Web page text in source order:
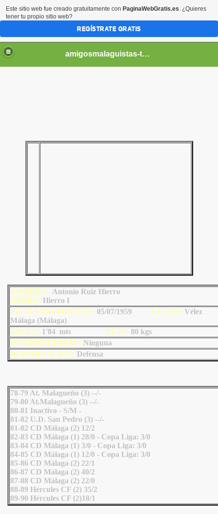
amigosmalaguistas-temporadas
NOMBRE: Antonio Ruiz Hierro
APODO: Hierro I
FECHA NACIMIENTO: 05/07/1959 LUGAR: Vélez
Málaga (Málaga)
TALLA: 1'84 mts PESO: 80 kgs
INTERNACIONAL: Ninguna
DEMARCACIÓN: Defensa
78-79 At. Malagueño (3) --/-
79-80 At.Malagueño (3) --/-
80-81 Inactivo - S/M -
81-82 U.D. San Pedro (3) --/-
81-82 CD Málaga (2) 12/2
82-83 CD Málaga (1) 28/0 - Copa Liga: 3/0
83-84 CD Málaga (1) 3/0 - Copa Liga: 3/0
84-85 CD Málaga (1) 12/0 - Copa Liga: 3/0
85-86 CD Málaga (2) 22/1
86-87 CD Málaga (2) 40/2
87-88 CD Málaga (2) 22/0
88-89 Hércules CF (2) 35/2
89-90 Hércules CF (2)18/1
Este sitio web fue creado gratuitamente con PaginaWebGratis.es. ¿Quieres
tener tu propio sitio web?
REGÍSTRATE GRATIS